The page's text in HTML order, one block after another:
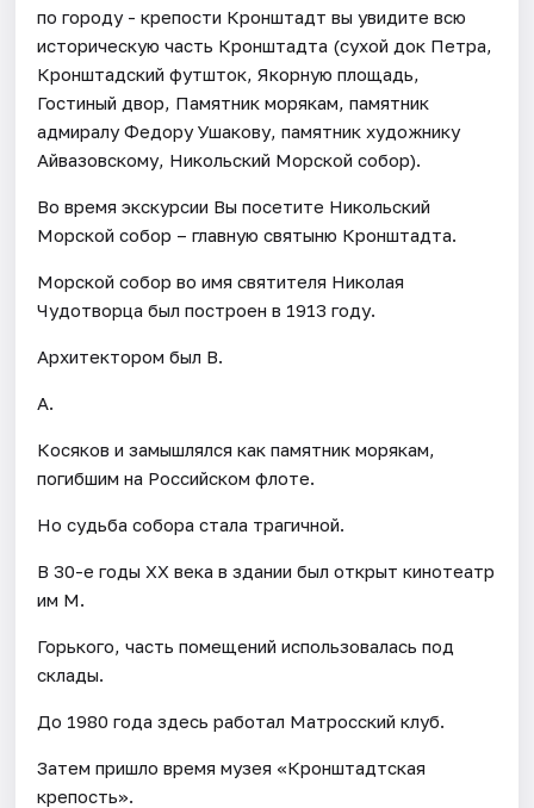
по городу - крепости Кронштадт вы увидите всю
историческую часть Кронштадта (сухой док Петра,
Кронштадский футшток, Якорную площадь,
Гостиный двор, Памятник морякам, памятник
адмиралу Федору Ушакову, памятник художнику
Айвазовскому, Никольский Морской собор).
Во время экскурсии Вы посетите Никольский
Морской собор – главную святыню Кронштадта.
Морской собор во имя святителя Николая
Чудотворца был построен в 1913 году.
Архитектором был В.
А.
Косяков и замышлялся как памятник морякам,
погибшим на Российском флоте.
Но судьба собора стала трагичной.
В 30-е годы XX века в здании был открыт кинотеатр
им М.
Горького, часть помещений использовалась под
склады.
До 1980 года здесь работал Матросский клуб.
Затем пришло время музея «Кронштадтская
крепость».